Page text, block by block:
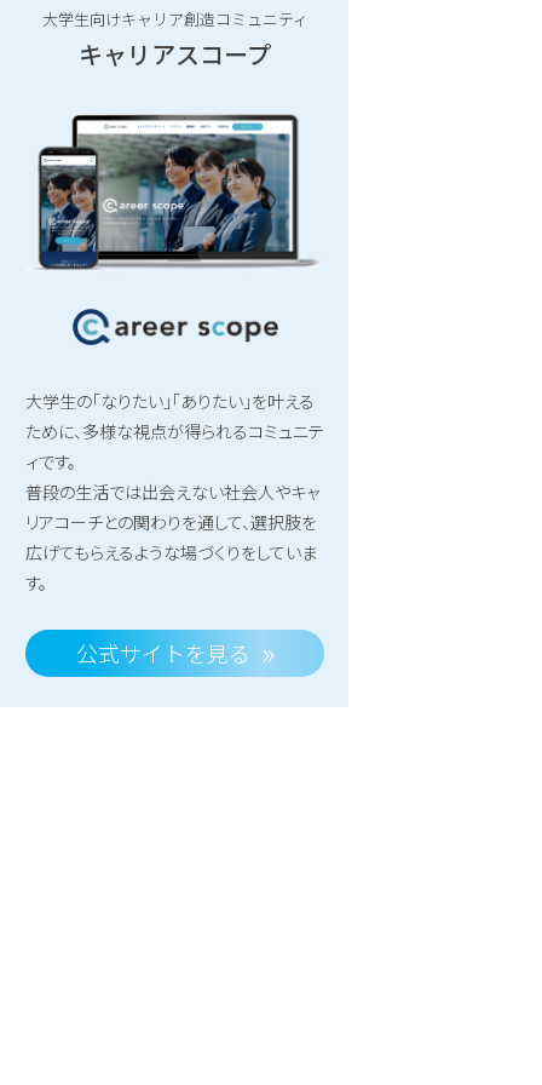
大学生向けキャリア創造コミュニティ
キャリアスコープ
大学生の「なりたい」「ありたい」を叶える
ために、多様な視点が得られるコミュニテ
ィです。
普段の生活では出会えない社会人やキャ
リアコーチとの関わりを通して、選択肢を
広げてもらえるような場づくりをしていま
す。
公式サイトを見る